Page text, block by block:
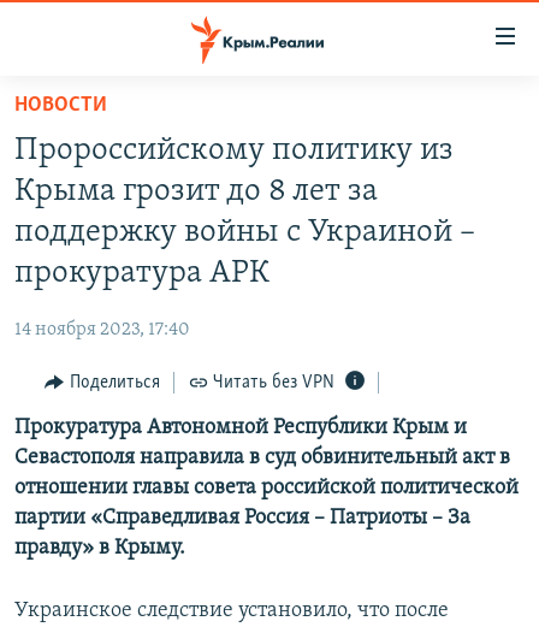
Вернуться
основному
содержанию
Вернутся
главной
Вернутся
поиску
СПЕЦПРОЕКТЫ
КАРТА ВОЕННЫХ ОБЪЕКТОВ КРЫМА
ВОДА
ИНТЕРАКТИВ
ИНФОГРАФИКА
ТЕЛЕПРОЕКТ КРЫМ.РЕАЛИИ
СОВЕТЫ ПРАВОЗАЩИТНИКОВ
ПРОПАВШИЕ БЕЗ ВЕСТИ
ПОБЕДИТЕЛЕЙ НЕ СУДЯТ?
КРЫМ.НЕПОКОРЕННЫЙ
РАДІО СВОБОДА
КАК ОБОЙТИ БЛОКИРОВКУ
Українською
Qırımtatar
ПРИСОЕДИНЯЙТЕСЬ!
НОВОСТИ
Пророссийскому политику из
Крыма грозит до 8 лет за
поддержку войны с Украиной –
прокуратура АРК
14 ноября 2023, 17:40
Поделиться Читать без VPN
Прокуратура Автономной Республики Крым и
Севастополя направила в суд обвинительный акт в
отношении главы совета российской политической
партии «Справедливая Россия – Патриоты – За
правду» в Крыму.
Украинское следствие установило, что после